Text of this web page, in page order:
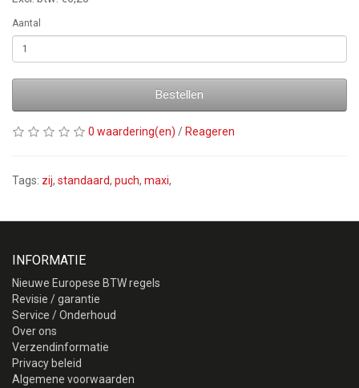
Aantal
Bestellen
0 waardering(en) / Reageren
Tags: zij, standaard, puch, maxi,
INFORMATIE
Nieuwe Europese BTW regels
Revisie / garantie
Service / Onderhoud
Over ons
Verzendinformatie
Privacy beleid
Algemene voorwaarden